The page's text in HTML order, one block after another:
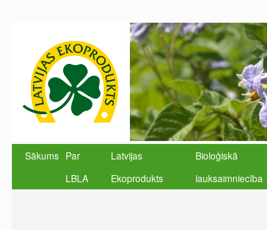
Sākums Par
LBLA
Latvijas
Ekoprodukts
Bioloģiskā
lauksaimniecība